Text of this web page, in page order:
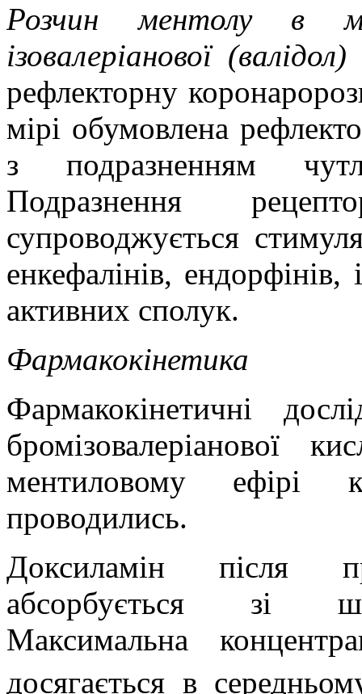
Розчин ментолу в
ізовалеріанової (валідол)
рефлекторну
мірі обумовлена
з подразненням
Подразнення
супроводжується
енкефалінів,
активних сполук.
Фармакокінетика
Фармакокінетичні
бромізовалеріанової
ментиловому ефірі
проводились.
Доксиламін після
абсорбується зі
Максимальна
досягається в